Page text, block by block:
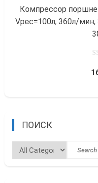
Компрессор
Vрес=100л, 360л/мин,
ПОИСК